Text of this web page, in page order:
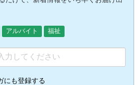
アルバイト 福祉
にも登録する